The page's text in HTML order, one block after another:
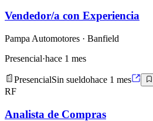
Vendedor/a con Experiencia
Pampa Automotores · Banfield
Presencial·hace 1 mes
PresencialSin sueldohace 1 mes
RF
Analista de Compras